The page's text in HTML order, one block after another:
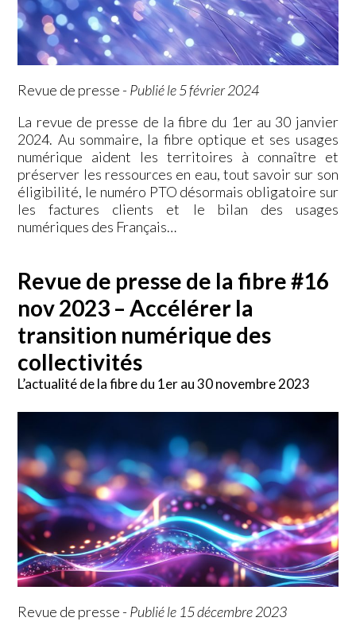
Revue de presse - Publié le 5 février 2024
La revue de presse de la fibre du 1er au 30 janvier
2024. Au sommaire, la fibre optique et ses usages
numérique aident les territoires à connaître et
préserver les ressources en eau, tout savoir sur son
éligibilité, le numéro PTO désormais obligatoire sur
les factures clients et le bilan des usages
numériques des Français…
Revue de presse de la fibre #16
nov 2023 – Accélérer la
transition numérique des
collectivités
L’actualité de la fibre du 1er au 30 novembre 2023
Revue de presse - Publié le 15 décembre 2023